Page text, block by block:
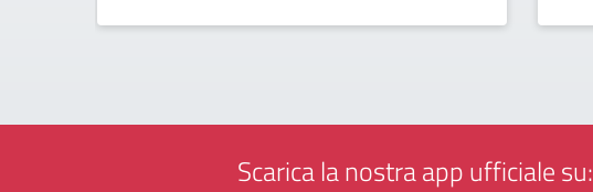
Scarica la nostra app ufficiale su: